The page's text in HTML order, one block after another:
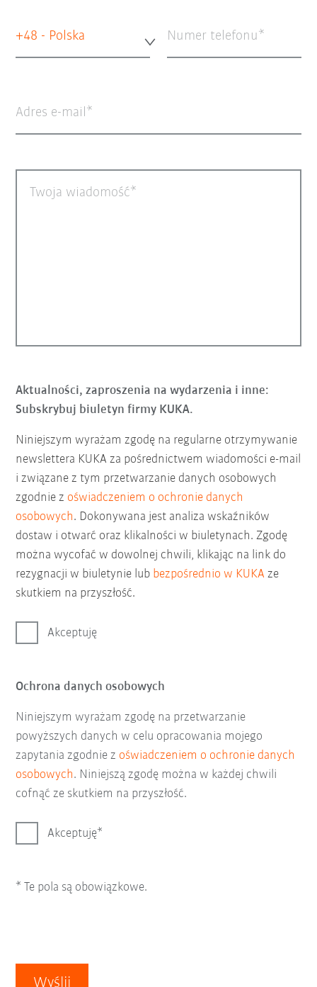
+48 - Polska Numer telefonu
Adres e-mail
Twoja wiadomość
Aktualności, zaproszenia na wydarzenia i inne:
Subskrybuj biuletyn firmy KUKA.
Niniejszym wyrażam zgodę na regularne otrzymywanie
newslettera KUKA za pośrednictwem wiadomości e-mail
i związane z tym przetwarzanie danych osobowych
zgodnie z oświadczeniem o ochronie danych
osobowych. Dokonywana jest analiza wskaźników
dostaw i otwarć oraz klikalności w biuletynach. Zgodę
można wycofać w dowolnej chwili, klikając na link do
rezygnacji w biuletynie lub bezpośrednio w KUKA ze
skutkiem na przyszłość.
Akceptuję
Ochrona danych osobowych
Niniejszym wyrażam zgodę na przetwarzanie
powyższych danych w celu opracowania mojego
zapytania zgodnie z oświadczeniem o ochronie danych
osobowych. Niniejszą zgodę można w każdej chwili
cofnąć ze skutkiem na przyszłość.
Akceptuję
* Te pola są obowiązkowe.
Wyślij